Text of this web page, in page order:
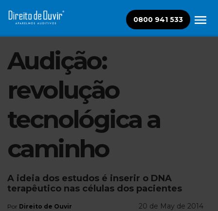
0800 941 533
Audição:
revolução
tecnológica a
caminho
A ideia dos estudos é inserir o DNA
terapêutico nas células dos pacientes
Por Direito de Ouvir 20 de May de 2014